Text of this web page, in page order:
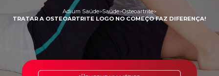
Adium Saúde>Saúde>Osteoartrite>
TRATAR A OSTEOARTRITE LOGO NO COMEÇO FAZ DIFERENÇA!